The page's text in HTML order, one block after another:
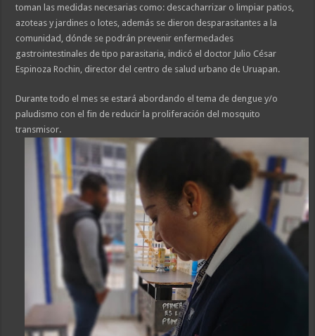
toman las medidas necesarias como: descacharrizar o limpiar patios,
azoteas y jardines o lotes, además se dieron desparasitantes a la
comunidad, dónde se podrán prevenir enfermedades
gastrointestinales de tipo parasitaria, indicó el doctor Julio César
Espinoza Rochin, director del centro de salud urbano de Uruapan.
Durante todo el mes se estará abordando el tema de dengue y/o
paludismo con el fin de reducir la proliferación del mosquito
transmisor.